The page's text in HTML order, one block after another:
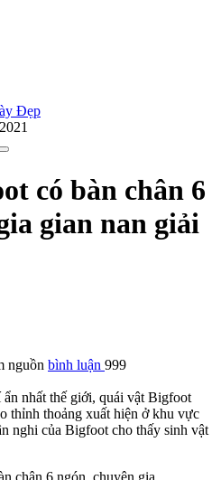
Đẹp
có bàn chân 6
gian nan giải
nguồn bình luận 999
nhất thế giới, quái vật Bigfoot
thỉnh thoảng xuất hiện ở khu vực
nghi của Bigfoot cho thấy sinh vật